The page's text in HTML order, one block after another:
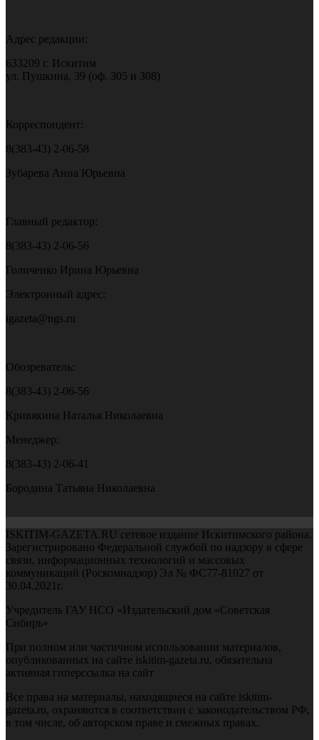
Адрес редакции:
633209 г. Искитим
ул. Пушкина, 39 (оф. 305 и 308)
Корреспондент:
8(383-43) 2-06-58
Зубарева Анна Юрьевна
Главный редактор:
8(383-43) 2-06-56
Голиченко Ирина Юрьевна
Электронный адрес:
igazeta@ngs.ru
Обозреватель:
8(383-43) 2-06-56
Кривякина Наталья Николаевна
Менеджер:
8(383-43) 2-06-41
Бородина Татьяна Николаевна
ISKITIM-GAZETA.RU сетевое издание Искитимского района.
Зарегистрировано Федеральной службой по надзору в сфере
связи, информационных технологий и массовых
коммуникаций (Роскомнадзор) Эл № ФС77-81027 от
30.04.2021г.
Учредитель ГАУ НСО «Издательский дом «Советская
Сибирь»
При полном или частичном использовании материалов,
опубликованных на сайте iskitim-gazeta.ru, обязательна
активная гиперссылка на сайт
Все права на материалы, находящиеся на сайте iskitim-
gazeta.ru, охраняются в соответствии с законодательством РФ,
в том числе, об авторском праве и смежных правах.